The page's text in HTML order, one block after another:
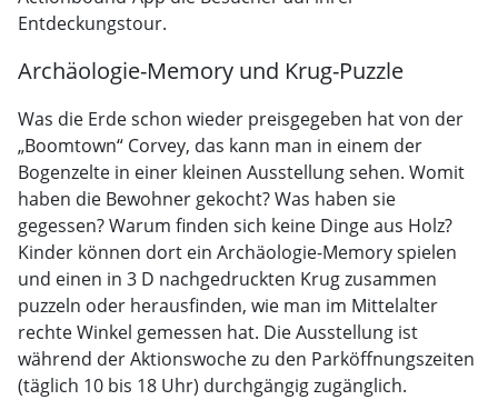
Entdeckungstour.
Archäologie-Memory und Krug-Puzzle
Was die Erde schon wieder preisgegeben hat von der
„Boomtown“ Corvey, das kann man in einem der
Bogenzelte in einer kleinen Ausstellung sehen. Womit
haben die Bewohner gekocht? Was haben sie
gegessen? Warum finden sich keine Dinge aus Holz?
Kinder können dort ein Archäologie-Memory spielen
und einen in 3 D nachgedruckten Krug zusammen
puzzeln oder herausfinden, wie man im Mittelalter
rechte Winkel gemessen hat. Die Ausstellung ist
während der Aktionswoche zu den Parköffnungszeiten
(täglich 10 bis 18 Uhr) durchgängig zugänglich.